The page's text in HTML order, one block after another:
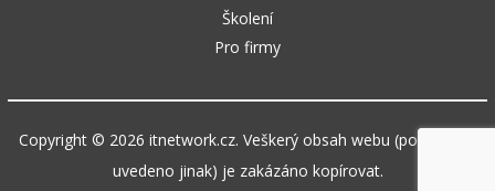
Školení
Pro firmy
Copyright © 2026 itnetwork.cz. Veškerý obsah webu (pokud není
uvedeno jinak) je zakázáno kopírovat.